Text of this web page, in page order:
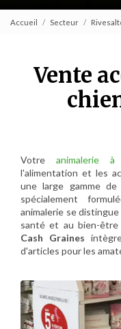
Accueil Secteur
Vente
Votreanimalerie à
l'alimentation et les
une large gamme
spécialement
animalerie se
santé et au bien-être
Cash Graines
d'articles pour les